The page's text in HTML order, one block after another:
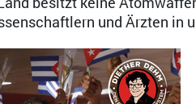
und Ärzten in